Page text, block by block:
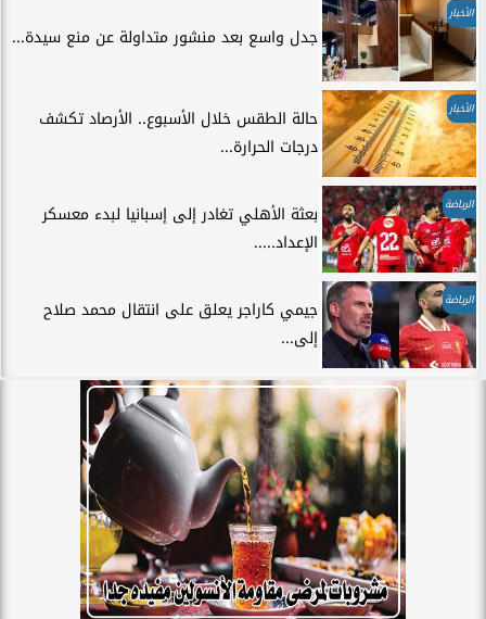
الأخبار
جدل واسع بعد منشور متداولة عن منع سيدة...
الأخبار
حالة الطقس خلال الأسبوع.. الأرصاد تكشف
درجات الحرارة...
الرياضة
بعثة الأهلي تغادر إلى إسبانيا لبدء معسكر
الإعداد.....
الرياضة
جيمي كاراجر يعلق على انتقال محمد صلاح
إلى...